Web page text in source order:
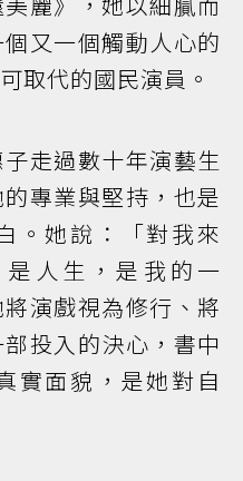
又一個觸動人心的
取代的國民演員。
走過數十年演藝生
專業與堅持，也是
。她說：「對我來
人生，是我的一
演戲視為修行、將
投入的決心，書中
實面貌，是她對自